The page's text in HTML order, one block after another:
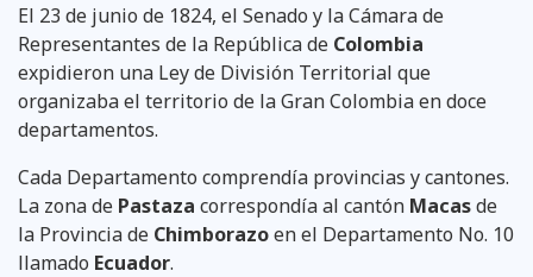
El 23 de junio de 1824, el Senado y la Cámara de
Representantes de la República de Colombia
expidieron una Ley de División Territorial que
organizaba el territorio de la Gran Colombia en doce
departamentos.
Cada Departamento comprendía provincias y cantones.
La zona de Pastaza correspondía al cantón Macasde
la Provincia de Chimborazoen el Departamento No. 10
llamado Ecuador.